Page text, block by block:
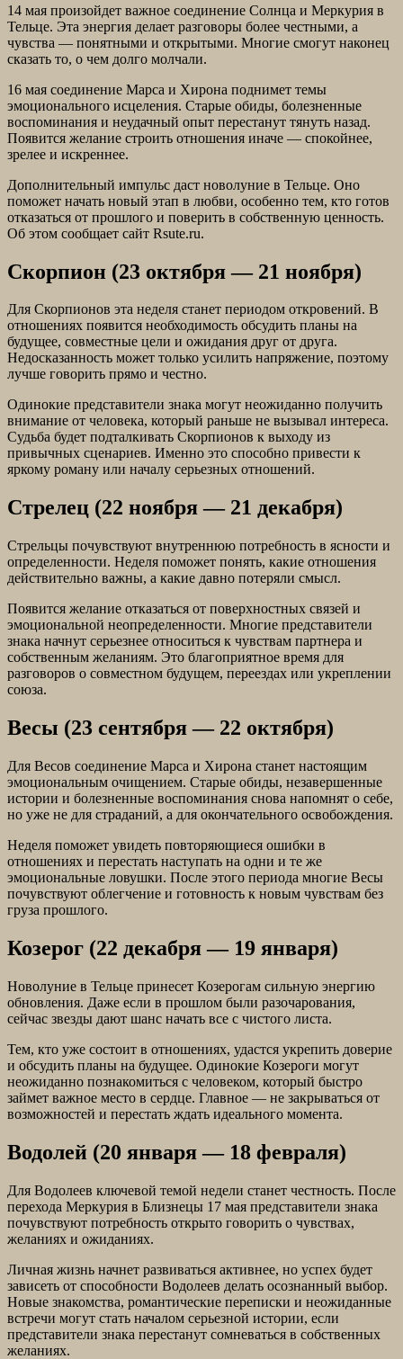
14 мая произойдет важное соединение Солнца и Меркурия в
Тельце. Эта энергия делает разговоры более честными, а
чувства — понятными и открытыми. Многие смогут наконец
сказать то, о чем долго молчали.
16 мая соединение Марса и Хирона поднимет темы
эмоционального исцеления. Старые обиды, болезненные
воспоминания и неудачный опыт перестанут тянуть назад.
Появится желание строить отношения иначе — спокойнее,
зрелее и искреннее.
Дополнительный импульс даст новолуние в Тельце. Оно
поможет начать новый этап в любви, особенно тем, кто готов
отказаться от прошлого и поверить в собственную ценность.
Об этом сообщает сайт Rsute.ru.
Скорпион (23 октября — 21 ноября)
Для Скорпионов эта неделя станет периодом откровений. В
отношениях появится необходимость обсудить планы на
будущее, совместные цели и ожидания друг от друга.
Недосказанность может только усилить напряжение, поэтому
лучше говорить прямо и честно.
Одинокие представители знака могут неожиданно получить
внимание от человека, который раньше не вызывал интереса.
Судьба будет подталкивать Скорпионов к выходу из
привычных сценариев. Именно это способно привести к
яркому роману или началу серьезных отношений.
Стрелец (22 ноября — 21 декабря)
Стрельцы почувствуют внутреннюю потребность в ясности и
определенности. Неделя поможет понять, какие отношения
действительно важны, а какие давно потеряли смысл.
Появится желание отказаться от поверхностных связей и
эмоциональной неопределенности. Многие представители
знака начнут серьезнее относиться к чувствам партнера и
собственным желаниям. Это благоприятное время для
разговоров о совместном будущем, переездах или укреплении
союза.
Весы (23 сентября — 22 октября)
Для Весов соединение Марса и Хирона станет настоящим
эмоциональным очищением. Старые обиды, незавершенные
истории и болезненные воспоминания снова напомнят о себе,
но уже не для страданий, а для окончательного освобождения.
Неделя поможет увидеть повторяющиеся ошибки в
отношениях и перестать наступать на одни и те же
эмоциональные ловушки. После этого периода многие Весы
почувствуют облегчение и готовность к новым чувствам без
груза прошлого.
Козерог (22 декабря — 19 января)
Новолуние в Тельце принесет Козерогам сильную энергию
обновления. Даже если в прошлом были разочарования,
сейчас звезды дают шанс начать все с чистого листа.
Тем, кто уже состоит в отношениях, удастся укрепить доверие
и обсудить планы на будущее. Одинокие Козероги могут
неожиданно познакомиться с человеком, который быстро
займет важное место в сердце. Главное — не закрываться от
возможностей и перестать ждать идеального момента.
Водолей (20 января — 18 февраля)
Для Водолеев ключевой темой недели станет честность. После
перехода Меркурия в Близнецы 17 мая представители знака
почувствуют потребность открыто говорить о чувствах,
желаниях и ожиданиях.
Личная жизнь начнет развиваться активнее, но успех будет
зависеть от способности Водолеев делать осознанный выбор.
Новые знакомства, романтические переписки и неожиданные
встречи могут стать началом серьезной истории, если
представители знака перестанут сомневаться в собственных
желаниях.